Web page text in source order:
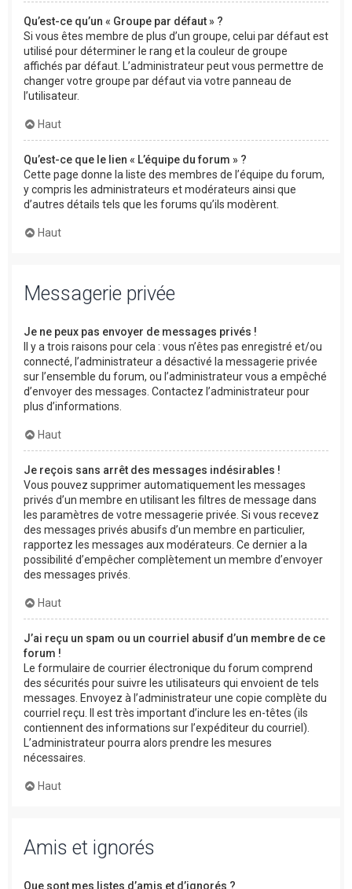
Qu’est-ce qu’un « Groupe par défaut » ?
Si vous êtes membre de plus d’un groupe, celui par défaut est
utilisé pour déterminer le rang et la couleur de groupe
affichés par défaut. L’administrateur peut vous permettre de
changer votre groupe par défaut via votre panneau de
l’utilisateur.
Haut
Qu’est-ce que le lien « L’équipe du forum » ?
Cette page donne la liste des membres de l’équipe du forum,
y compris les administrateurs et modérateurs ainsi que
d’autres détails tels que les forums qu’ils modèrent.
Haut
Messagerie privée
Je ne peux pas envoyer de messages privés !
Il y a trois raisons pour cela : vous n’êtes pas enregistré et/ou
connecté, l’administrateur a désactivé la messagerie privée
sur l’ensemble du forum, ou l’administrateur vous a empêché
d’envoyer des messages. Contactez l’administrateur pour
plus d’informations.
Haut
Je reçois sans arrêt des messages indésirables !
Vous pouvez supprimer automatiquement les messages
privés d’un membre en utilisant les filtres de message dans
les paramètres de votre messagerie privée. Si vous recevez
des messages privés abusifs d’un membre en particulier,
rapportez les messages aux modérateurs. Ce dernier a la
possibilité d’empêcher complètement un membre d’envoyer
des messages privés.
Haut
J’ai reçu un spam ou un courriel abusif d’un membre de ce
forum !
Le formulaire de courrier électronique du forum comprend
des sécurités pour suivre les utilisateurs qui envoient de tels
messages. Envoyez à l’administrateur une copie complète du
courriel reçu. Il est très important d’inclure les en-têtes (ils
contiennent des informations sur l’expéditeur du courriel).
L’administrateur pourra alors prendre les mesures
nécessaires.
Haut
Amis et ignorés
Que sont mes listes d’amis et d’ignorés ?